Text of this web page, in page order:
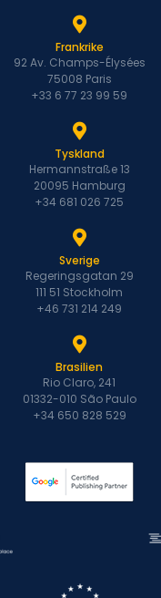
Frankrike
92 Av. Champs-Élysées
75008 Paris
+33 6 77 23 99 59
Tyskland
Hermannstraße 13
20095 Hamburg
+34 681 026 725
Sverige
Regeringsgatan 29
111 51 Stockholm
+46 731 214 249
Brasilien
Rio Claro, 241
01332-010 São Paulo
+34 650 828 529